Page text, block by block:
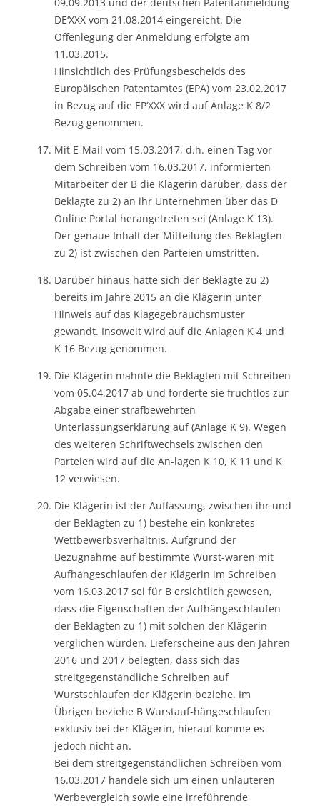
DE‘XXX vom 21.08.2014 eingereicht. Die
Offenlegung der Anmeldung erfolgte am
11.03.2015.
Hinsichtlich des Prüfungsbescheids des
Europäischen Patentamtes (EPA) vom 23.02.2017
in Bezug auf die EP‘XXX wird auf Anlage K 8/2
Bezug genommen.
Mit E-Mail vom 15.03.2017, d.h. einen Tag vor
dem Schreiben vom 16.03.2017, informierten
Mitarbeiter der B die Klägerin darüber, dass der
Beklagte zu 2) an ihr Unternehmen über das D
Online Portal herangetreten sei (Anlage K 13).
Der genaue Inhalt der Mitteilung des Beklagten
zu 2) ist zwischen den Parteien umstritten.
Darüber hinaus hatte sich der Beklagte zu 2)
bereits im Jahre 2015 an die Klägerin unter
Hinweis auf das Klagegebrauchsmuster
gewandt. Insoweit wird auf die Anlagen K 4 und
K 16 Bezug genommen.
Die Klägerin mahnte die Beklagten mit Schreiben
vom 05.04.2017 ab und forderte sie fruchtlos zur
Abgabe einer strafbewehrten
Unterlassungserklärung auf (Anlage K 9). Wegen
des weiteren Schriftwechsels zwischen den
Parteien wird auf die An-lagen K 10, K 11 und K
12 verwiesen.
Die Klägerin ist der Auffassung, zwischen ihr und
der Beklagten zu 1) bestehe ein konkretes
Wettbewerbsverhältnis. Aufgrund der
Bezugnahme auf bestimmte Wurst-waren mit
Aufhängeschlaufen der Klägerin im Schreiben
vom 16.03.2017 sei für B ersichtlich gewesen,
dass die Eigenschaften der Aufhängeschlaufen
der Beklagten zu 1) mit solchen der Klägerin
verglichen würden. Lieferscheine aus den Jahren
2016 und 2017 belegten, dass sich das
streitgegenständliche Schreiben auf
Wurstschlaufen der Klägerin beziehe. Im
Übrigen beziehe B Wurstauf-hängeschlaufen
exklusiv bei der Klägerin, hierauf komme es
jedoch nicht an.
Bei dem streitgegenständlichen Schreiben vom
16.03.2017 handele sich um einen unlauteren
Werbevergleich sowie eine irreführende